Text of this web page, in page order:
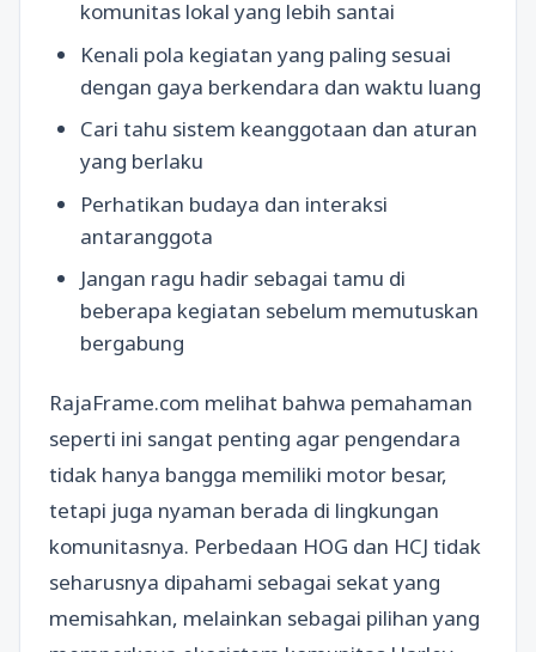
komunitas lokal yang lebih santai
Kenali pola kegiatan yang paling sesuai
dengan gaya berkendara dan waktu luang
Cari tahu sistem keanggotaan dan aturan
yang berlaku
Perhatikan budaya dan interaksi
antaranggota
Jangan ragu hadir sebagai tamu di
beberapa kegiatan sebelum memutuskan
bergabung
RajaFrame.com melihat bahwa pemahaman
seperti ini sangat penting agar pengendara
tidak hanya bangga memiliki motor besar,
tetapi juga nyaman berada di lingkungan
komunitasnya. Perbedaan HOG dan HCJ tidak
seharusnya dipahami sebagai sekat yang
memisahkan, melainkan sebagai pilihan yang